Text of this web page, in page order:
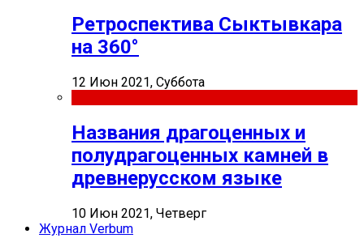
Ретроспектива Сыктывкара
на 360°
12 Июн 2021, Суббота
Названия драгоценных и
полудрагоценных камней в
древнерусском языке
10 Июн 2021, Четверг
Журнал Verbum